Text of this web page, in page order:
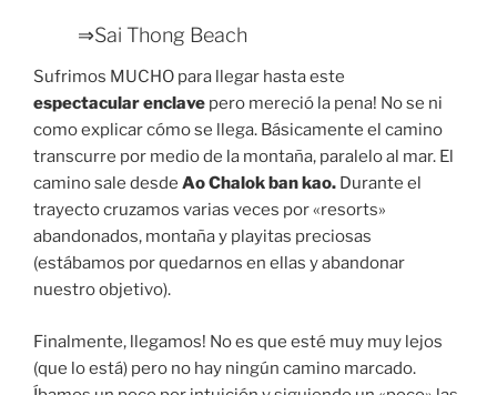
⇒Sai Thong Beach
Sufrimos MUCHO para llegar hasta este
espectacularenclave pero mereció la pena! No se ni
como explicar cómo se llega. Básicamente el camino
transcurre por medio de la montaña, paralelo al mar. El
camino sale desde Ao Chalok ban kao. Durante el
trayecto cruzamos varias veces por «resorts»
abandonados, montaña y playitas preciosas
(estábamos por quedarnos en ellas y abandonar
nuestro objetivo).
Finalmente, llegamos! No es que esté muy muy lejos
(que lo está) pero no hay ningún camino marcado.